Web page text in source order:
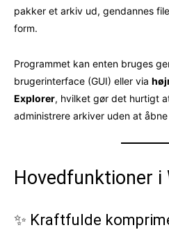
pakker et arkiv ud, gendannes
form.
Programmet kan enten bruges
brugerinterface (GUI) eller via
Explorer, hvilket gør det hurtigt
administrere arkiver uden at
Hovedfunktioner i
✨ Kraftfulde